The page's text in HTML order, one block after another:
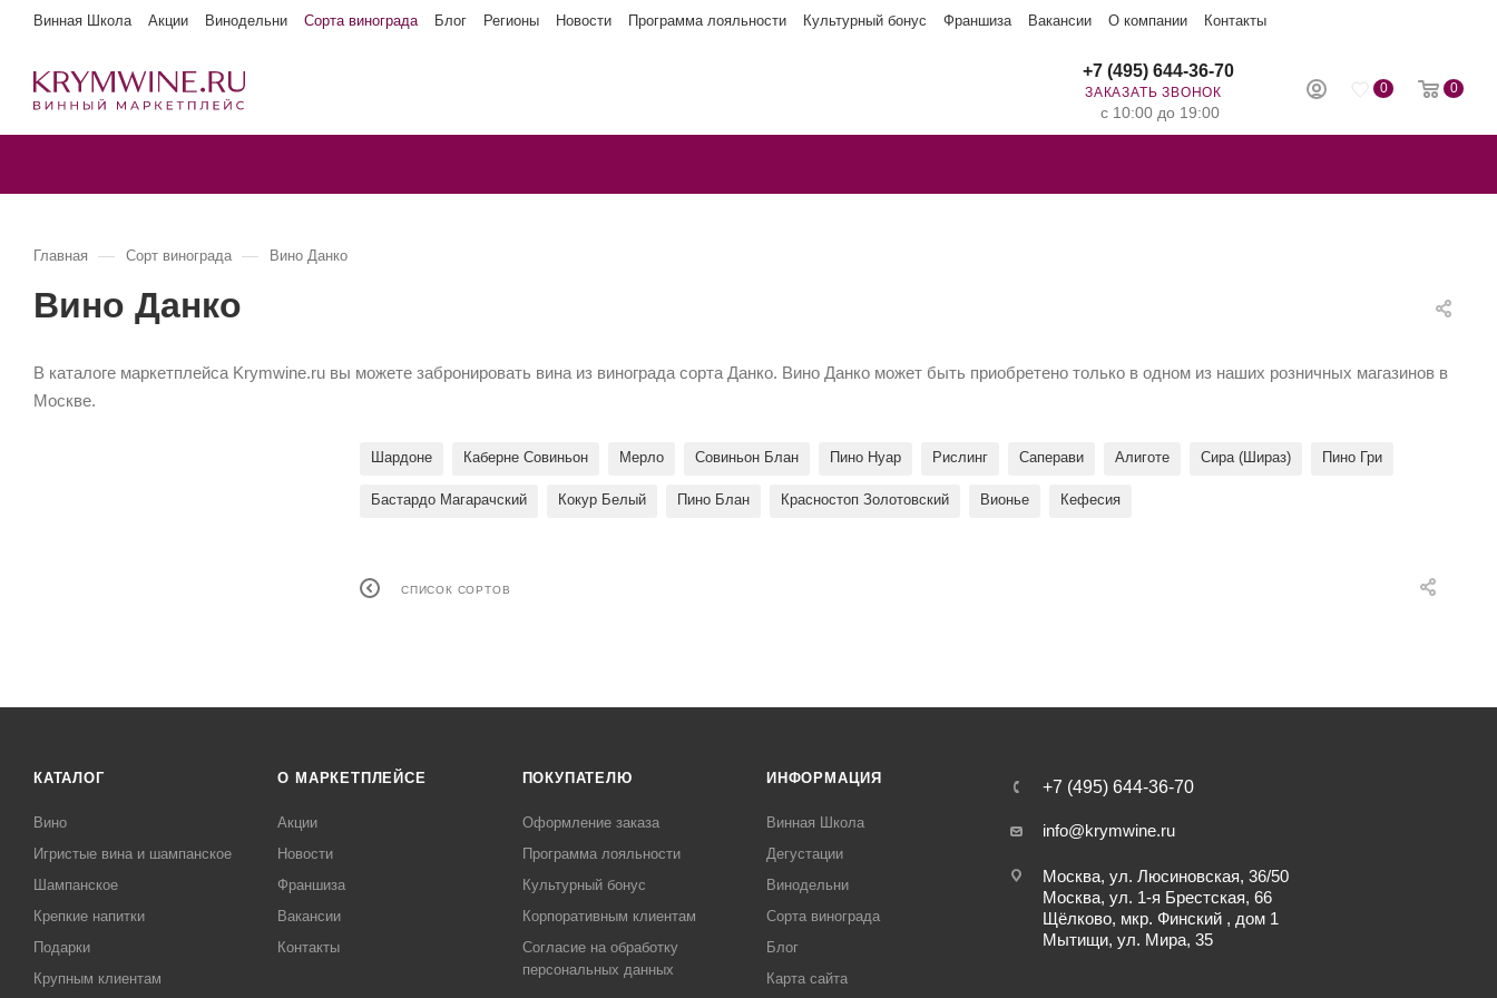
Винная Школа Акции Винодельни Сорта винограда Блог Регионы Новости Программа лояльности Культурный бонус Франшиза Вакансии О компании Контакты
0 0
+7 (495) 644-36-70
ЗАКАЗАТЬ ЗВОНОК
с 10:00 до 19:00
Главная — Сорт винограда — Вино Данко
Вино Данко
В каталоге маркетплейса Krymwine.ru вы можете забронировать вина из винограда сорта Данко. Вино Данко может быть приобретено только в одном из наших розничных магазинов в
Москве.
Шардоне Каберне Совиньон Мерло Совиньон Блан Пино Нуар Рислинг Саперави Алиготе Сира (Шираз) Пино Гри
Бастардо Магарачский Кокур Белый Пино Блан Красностоп Золотовский Вионье Кефесия
СПИСОК СОРТОВ
КАТАЛОГ
Вино
Игристые вина и шампанское
Шампанское
Крепкие напитки
Подарки
Крупным клиентам
О МАРКЕТПЛЕЙСЕ
Акции
Новости
Франшиза
Вакансии
Контакты
ПОКУПАТЕЛЮ
Оформление заказа
Программа лояльности
Культурный бонус
Корпоративным клиентам
Согласие на обработку
персональных данных
ИНФОРМАЦИЯ
Винная Школа
Дегустации
Винодельни
Сорта винограда
Блог
Карта сайта
+7 (495) 644-36-70
info@krymwine.ru
Москва, ул. Люсиновская, 36/50
Москва, ул. 1-я Брестская, 66
Щёлково, мкр. Финский , дом 1
Мытищи, ул. Мира, 35